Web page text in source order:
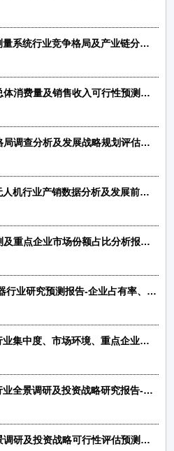
2025-2031年全球飞机燃油测量系统行业竞争格局及产业链分析报告-中金企信发布
全球及中国防务连接器市场总体消费量及销售收入可行性预测报告（2025版）
航天数字仿真行业市场竞争格局调查分析及发展战略规划评估预测报告（2025版）
2025-2031年中国智能巡检无人机行业产销数据分析及发展前景分析预测报告
低空智联网市场发展趋势预测及重点企业市场份额占比分析报告（2025版）-中金企信发布
2024版全球及中国新兴航空器行业研究预测报告-企业占有率、市场规模、下游应用、发展趋势、竞争分析
2025-2031年中国飞控系统行业集中度、市场环境、重点企业分析及前景预测-中金企信发布
2025-2031年中国低空飞行行业全景调研及投资战略研究报告-中金企信发布
全球及中国低空制造市场全景调研及投资战略可行性评估预测报告（2025版）-中金企信发布